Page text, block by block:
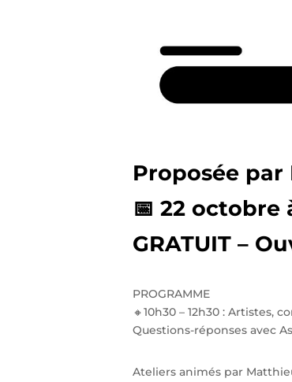
Proposée par
📅 22
GRATUIT –
PROGRAMME
🔸10h30 – 12h30 : Artistes,
Questions-réponses avec
Ateliers animés par